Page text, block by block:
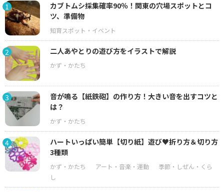
1
カブトムシ採集確率90％！関東の穴場スポットとコ
ツ、準備物
2 二人あやとりの遊び方をイラストで解説
3
音が鳴る【紙鉄砲】の作り方！大きい音を出すコツと
は？
4
ハートいっぱい簡単【切り紙】遊び♥折り方＆切り方
3種類